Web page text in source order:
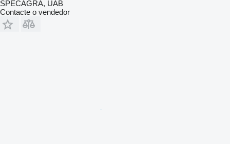
SPECAGRA, UAB
Contacte o vendedor